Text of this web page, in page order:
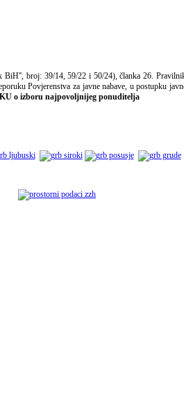
BiH'', broj: 39/14, 59/22 i 50/24), članka 26.
Povjerenstva za javne nabave, u postupku
o izboru najpovoljnijeg ponuditelja